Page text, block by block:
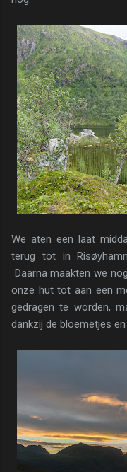
We aten een laat
terug tot in
Daarna maakten we
onze hut tot aan een
gedragen te worden,
dankzij de bloemetjes